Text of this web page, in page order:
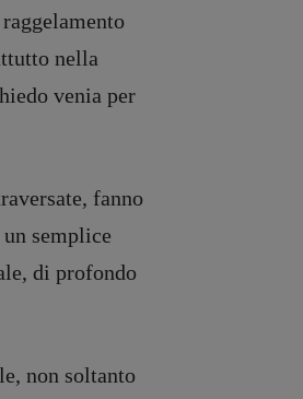
nella
venia per
fanno
semplice
di profondo
non soltanto